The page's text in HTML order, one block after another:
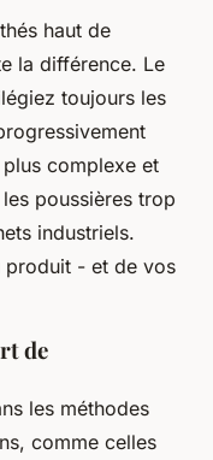
haut de
la différence. Le
toujours les
complexe et
poussières trop
industriels.
produit - et de vos
de
les méthodes
comme celles